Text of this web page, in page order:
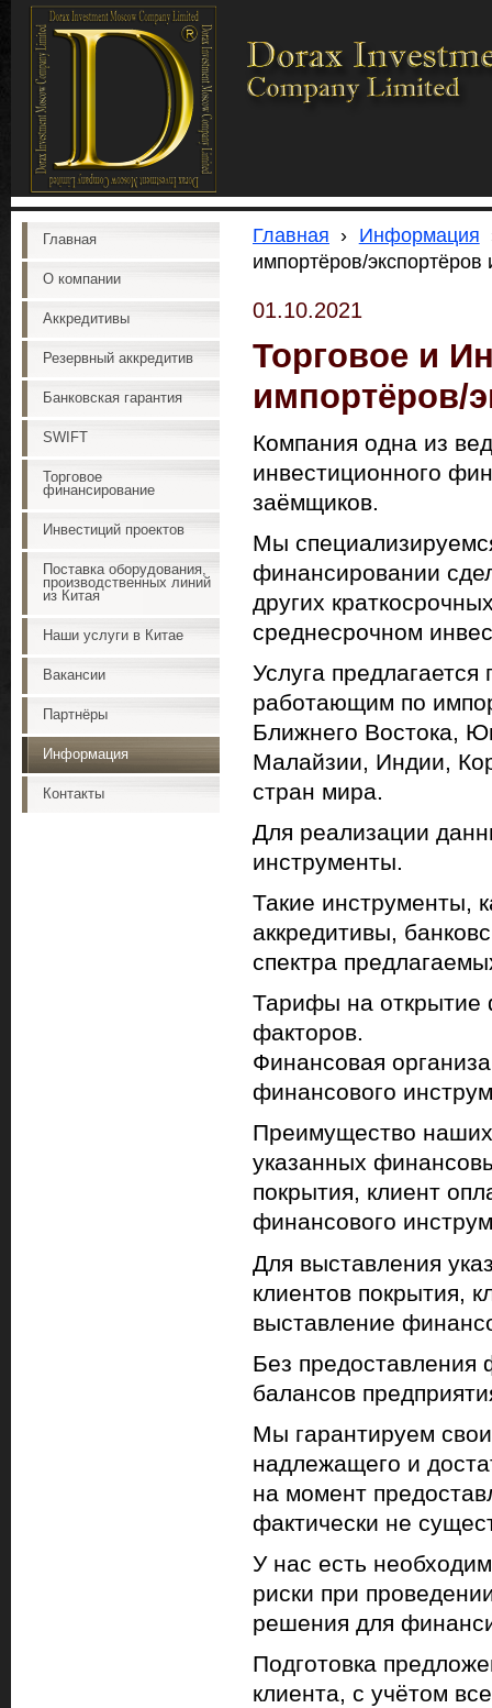
Главная
О компании
Аккредитивы
Резервный аккредитив
Банковская гарантия
SWIFT
Торговое
финансирование
Инвестиций проектов
Поставка оборудования,
производственных линий
из Китая
Наши услуги в Китае
Вакансии
Партнёры
Информация
Контакты
Главная › Информация
импортёров/
01.10.2021
Торговое и
импортёров/
Компания одна из
инвестиционного
заёмщиков.
Мы
финансировании
других
среднесрочном
Услуга
работающим по
Ближнего Востока,
Малайзии, Индии,
стран мира.
Для реализации
инструменты.
Такие инструменты,
аккредитивы,
спектра
Тарифы на открытие
факторов.
Финансовая
финансового
Преимущество наших
указанных
покрытия, клиент
финансового
Для выставления
клиентов покрытия,
выставление
Без предоставления
балансов
Мы гарантируем
надлежащего и
на момент
фактически не
У нас есть
риски при
решения для
Подготовка
клиента, с учётом